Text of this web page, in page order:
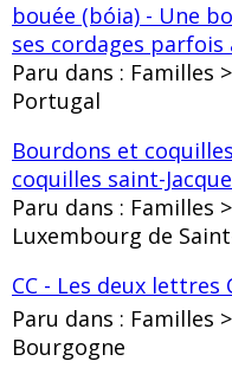
bouée (bóia) - Une
ses cordages parfois
Paru dans : Familles
Portugal
Bourdons et
coquilles saint-
Paru dans : Familles
Luxembourg de
CC - Les deux lettres
Paru dans : Familles
Bourgogne